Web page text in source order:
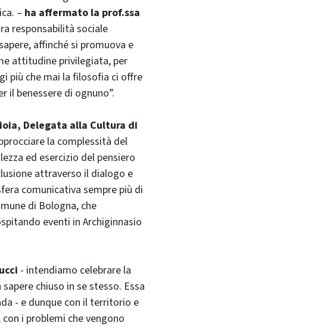
– ha affermato la prof.ssa
responsabilità sociale
affinché si promuova e
attitudine privilegiata, per
più che mai la filosofia ci offre
il benessere di ognuno”.
Delegata alla Cultura di
la complessità del
ed esercizio del pensiero
attraverso il dialogo e
comunicativa sempre più di
di Bologna, che
eventi in Archiginnasio
- intendiamo celebrare la
chiuso in se stesso. Essa
- e dunque con il territorio e
i problemi che vengono